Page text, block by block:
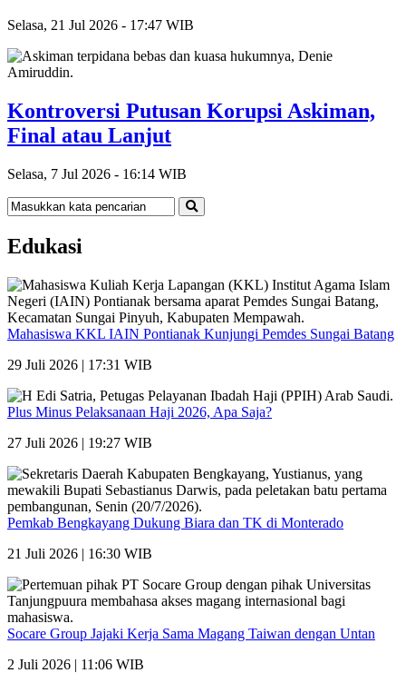
Selasa, 21 Jul 2026 - 17:47 WIB
Kontroversi Putusan Korupsi Askiman,
Final atau Lanjut
Selasa, 7 Jul 2026 - 16:14 WIB
Edukasi
Mahasiswa KKL IAIN Pontianak Kunjungi Pemdes Sungai Batang
29 Juli 2026 | 17:31 WIB
Plus Minus Pelaksanaan Haji 2026, Apa Saja?
27 Juli 2026 | 19:27 WIB
Pemkab Bengkayang Dukung Biara dan TK di Monterado
21 Juli 2026 | 16:30 WIB
Socare Group Jajaki Kerja Sama Magang Taiwan dengan Untan
2 Juli 2026 | 11:06 WIB